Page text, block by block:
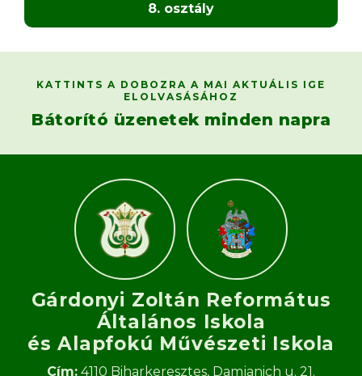
8. osztály
KATTINTS A DOBOZRA A MAI AKTUÁLIS IGE
ELOLVASÁSÁHOZ
Bátorító üzenetek minden napra
Gárdonyi Zoltán Református
Általános Iskola
és Alapfokú Művészeti Iskola​
Cím: 4110 Biharkeresztes, Damjanich u. 21.